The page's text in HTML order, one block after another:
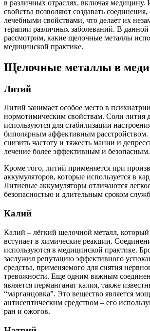
в различных отраслях, включая медицину.
свойства позволяют создавать
лечебными свойствами, что делает их
терапии различных заболеваний. В данной
рассмотрим, какие щелочные металлы
медицинской практике.
Щелочные металлы в
Литий
Литий занимает особое место в
нормотимическим свойствам. Соли лития
используются для стабилизации
биполярным аффективным
снизить частоту и тяжесть мании и
лечение более эффективным и безопасным.
Кроме того, литий применяется при
аккумуляторов, которые используется в
Литиевые аккумуляторы отличаются
безопасностью и длительным сроком
Калий
Калий – лёгкий щелочной металл,
вступает в химические реакции.
используются в медицинской практике.
заслужил репутацию эффективного
средства, применяемого для снятия
тревожности. Еще одним важным
является перманганат калия, также
“марганцовка”. Это вещество является
антисептическим средством – его
ран и ожогов.